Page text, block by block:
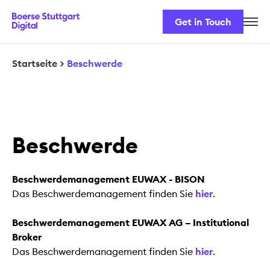
Get in Touch
Karriere
Unser Team
Startseite > Beschwerde
Beschwerde
Beschwerdemanagement EUWAX - BISON
Das Beschwerdemanagement finden Sie hier.
Beschwerdemanagement EUWAX AG – Institutional
Broker
Das Beschwerdemanagement finden Sie hier.